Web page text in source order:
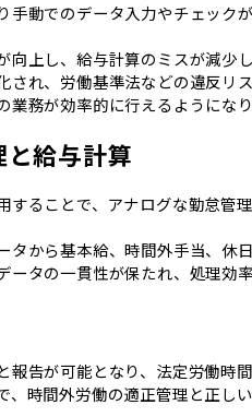
手動でのデータ入力やチェック
向上し、給与計算のミスが減少し
され、労働基準法などの違反リ
務が効率的に行えるようになり
給与計算
することで、アナログな勤怠管
タから基本給、時間外手当、休
ータの一貫性が保たれ、処理効率
報告が可能となり、法定労働時
、時間外労働の適正管理と正し